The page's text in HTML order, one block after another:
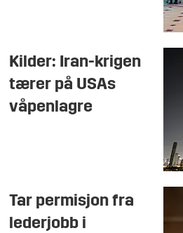
Kilder: Iran-krigen
tærer på USAs
våpenlagre
Tar permisjon fra
lederjobb i